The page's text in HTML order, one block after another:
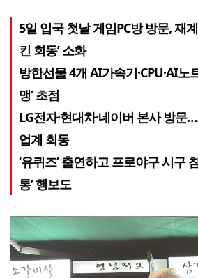
5일 입국 첫날 게임PC방 방문, 재
킨 회동’ 소화
방한선물 4개 AI가속기·CPU·AI노
맹’ 초점
LG전자·현대차·네이버 본사 방문
업계 회동
‘유퀴즈’ 출연하고 프로야구 시구
통’ 행보도